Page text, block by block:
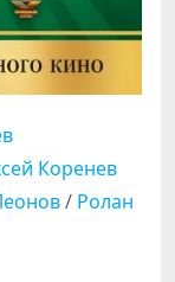
Коренев
/ Ролан